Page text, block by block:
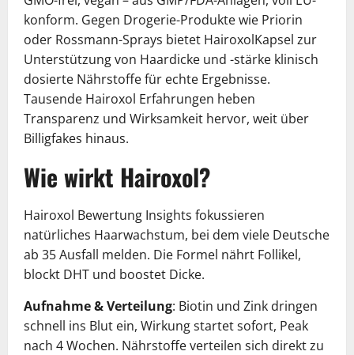
konform. Gegen Drogerie-Produkte wie Priorin
oder Rossmann-Sprays bietet HairoxolKapsel zur
Unterstützung von Haardicke und -stärke klinisch
dosierte Nährstoffe für echte Ergebnisse.
Tausende Hairoxol Erfahrungen heben
Transparenz und Wirksamkeit hervor, weit über
Billigfakes hinaus.
Wie wirkt Hairoxol?
Hairoxol Bewertung Insights fokussieren
natürliches Haarwachstum, bei dem viele Deutsche
ab 35 Ausfall melden. Die Formel nährt Follikel,
blockt DHT und boostet Dicke.
Aufnahme & Verteilung: Biotin und Zink dringen
schnell ins Blut ein, Wirkung startet sofort, Peak
nach 4 Wochen. Nährstoffe verteilen sich direkt zu